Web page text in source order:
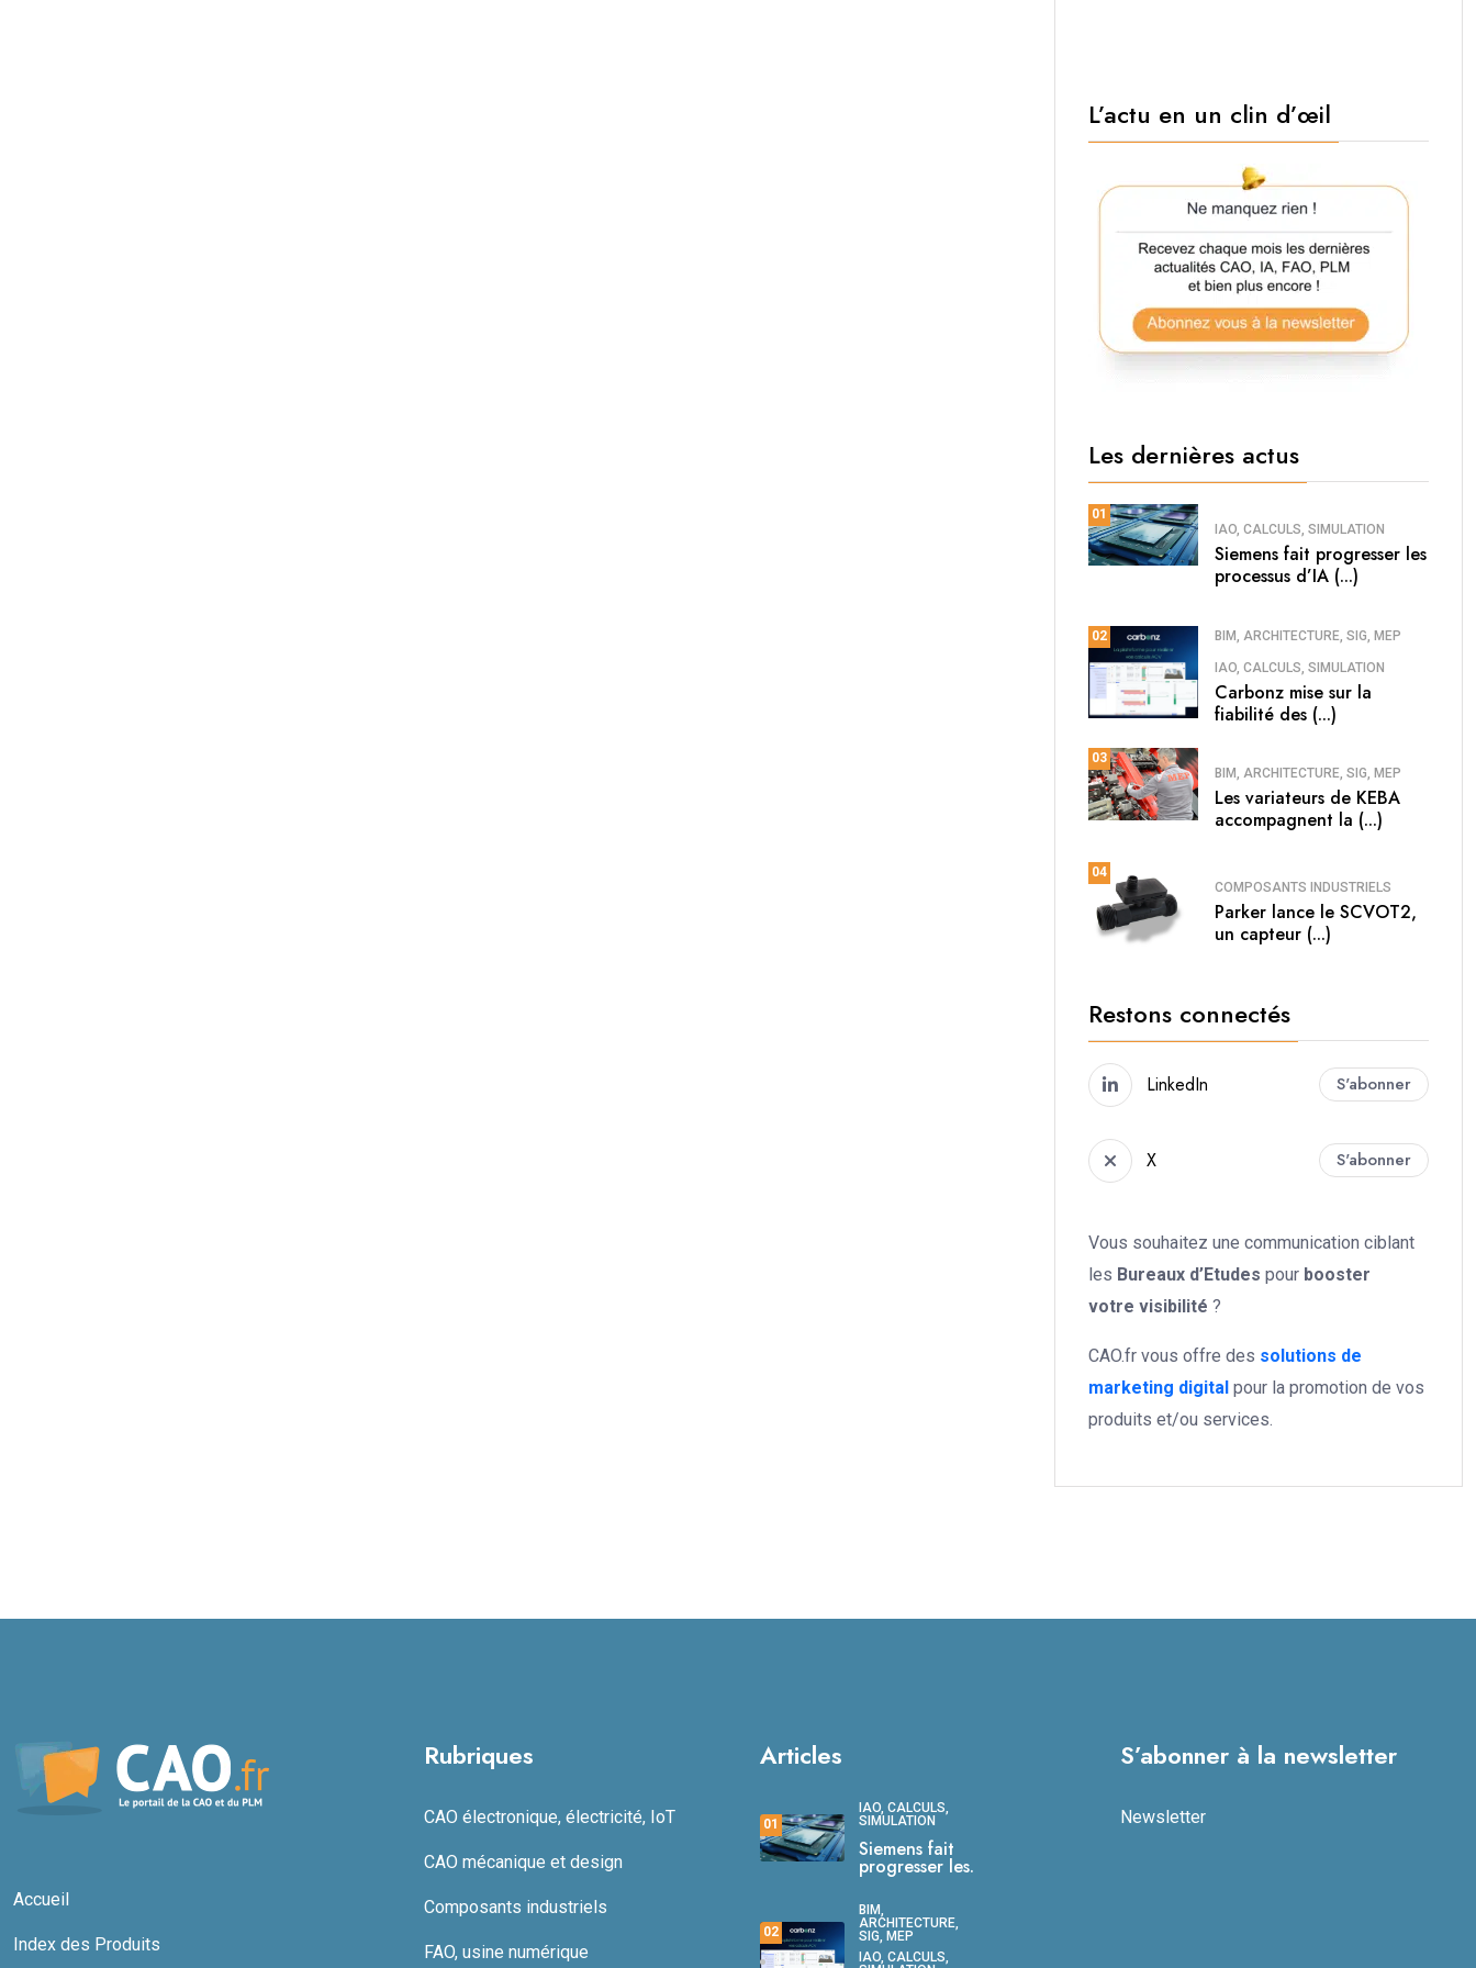
L’actu en un clin d’œil
Les dernières actus
01
IAO, CALCULS, SIMULATION
Siemens fait progresser les
processus d’IA (...)
02 BIM, ARCHITECTURE, SIG, MEP
IAO, CALCULS, SIMULATION
Carbonz mise sur la
fiabilité des (...)
03
BIM, ARCHITECTURE, SIG, MEP
Les variateurs de KEBA
accompagnent la (...)
04
COMPOSANTS INDUSTRIELS
Parker lance le SCVOT2,
un capteur (...)
Restons connectés
LinkedIn S'abonner
X S'abonner
Vous souhaitez une communication ciblant
les Bureaux d’Etudes pour booster
votre visibilité ?
CAO.fr vous offre des solutions de
marketing digital pour la promotion de vos
produits et/ou services.
Accueil
Index des Produits
Rubriques
CAO électronique, électricité, IoT
CAO mécanique et design
Composants industriels
FAO, usine numérique
Articles
01
IAO, CALCULS,
SIMULATION
Siemens fait
progresser les.
02
BIM,
ARCHITECTURE,
SIG, MEP
IAO, CALCULS,
S’abonner à la newsletter
Newsletter